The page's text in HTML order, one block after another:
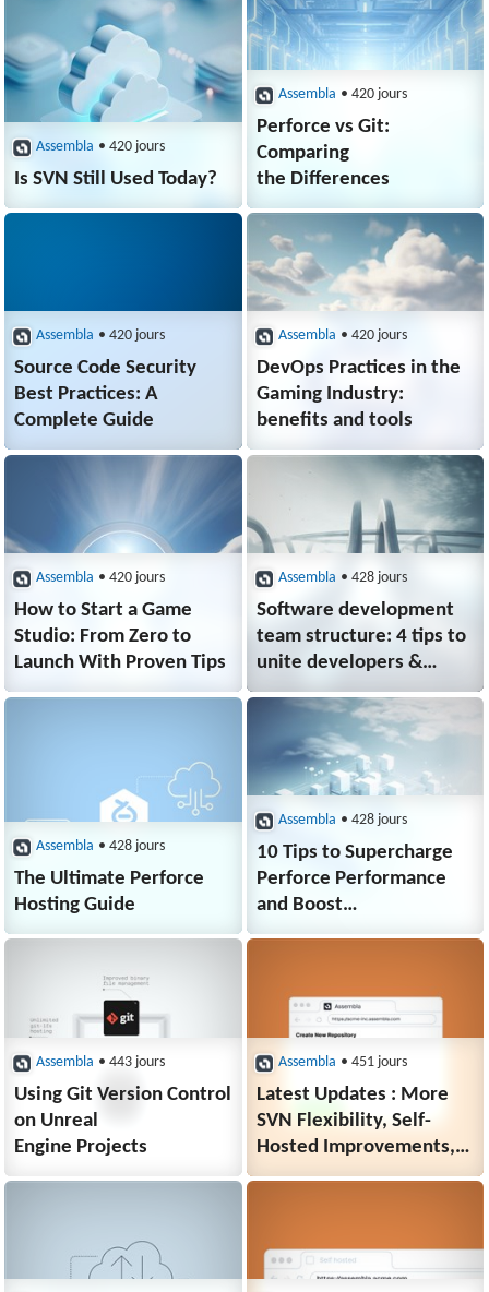
Assembla • 420 jours
Is SVN Still Used Today?
Assembla • 420 jours
Perforce vs Git:
Comparing
the Differences
Assembla • 420 jours
Source Code Security
Best Practices: A
Complete Guide
Assembla • 420 jours
DevOps Practices in the
Gaming Industry:
benefits and tools
Assembla • 420 jours
How to Start a Game
Studio: From Zero to
Launch With Proven Tips
Assembla • 428 jours
Software development
team structure: 4 tips to
unite developers &
project managers
Assembla • 428 jours
The Ultimate Perforce
Hosting Guide
Assembla • 428 jours
10 Tips to Supercharge
Perforce Performance
and Boost
Remote Development
Assembla • 443 jours
Using Git Version Control
on Unreal
Engine Projects
Assembla • 451 jours
Latest Updates : More
SVN Flexibility, Self-
Hosted Improvements,
and Git Repository Fixes.